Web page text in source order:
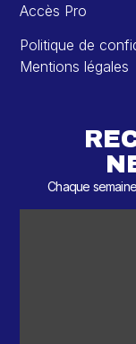
Accès Pro
Politique de
Mentions légales
Chaque